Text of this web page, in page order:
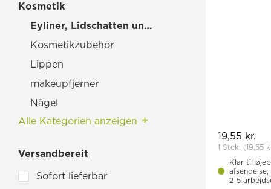
Kosmetik
Eyliner, Lidschatten und Kajal
Kosmetikzubehör
Lippen
makeupfjerner
Nägel
Teint
Mund- og tandpleje
Nutricosmetics
Alle Kategorien anzeigen
Versandbereit
Sofort lieferbar
19,55 kr.
1 Stck. (19,55
Klar til
2-5